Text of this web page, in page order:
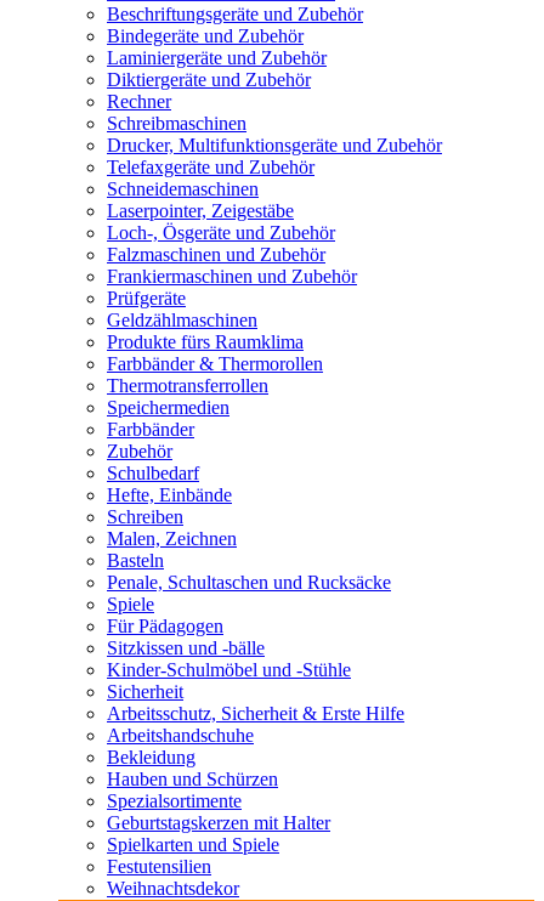
Beschriftungsgeräte und Zubehör
Bindegeräte und Zubehör
Laminiergeräte und Zubehör
Diktiergeräte und Zubehör
Rechner
Schreibmaschinen
Drucker, Multifunktionsgeräte und Zubehör
Telefaxgeräte und Zubehör
Schneidemaschinen
Laserpointer, Zeigestäbe
Loch-, Ösgeräte und Zubehör
Falzmaschinen und Zubehör
Frankiermaschinen und Zubehör
Prüfgeräte
Geldzählmaschinen
Produkte fürs Raumklima
Farbbänder & Thermorollen
Thermotransferrollen
Speichermedien
Farbbänder
Zubehör
Schulbedarf
Hefte, Einbände
Schreiben
Malen, Zeichnen
Basteln
Penale, Schultaschen und Rucksäcke
Spiele
Für Pädagogen
Sitzkissen und -bälle
Kinder-Schulmöbel und -Stühle
Sicherheit
Arbeitsschutz, Sicherheit & Erste Hilfe
Arbeitshandschuhe
Bekleidung
Hauben und Schürzen
Spezialsortimente
Geburtstagskerzen mit Halter
Spielkarten und Spiele
Festutensilien
Weihnachtsdekor